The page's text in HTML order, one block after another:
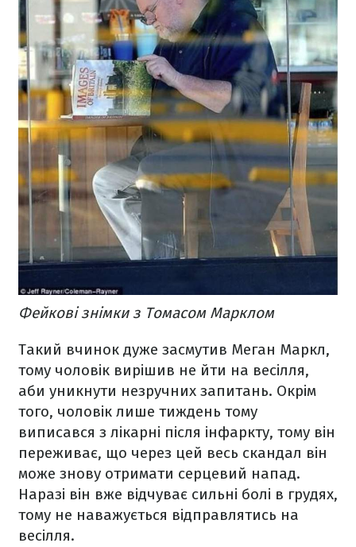
Фейкові знімки з Томасом Марклом
Такий вчинок дуже засмутив Меган Маркл,
тому чоловік вирішив не йти на весілля,
аби уникнути незручних запитань. Окрім
того, чоловік лише тиждень тому
виписався з лікарні після інфаркту, тому він
переживає, що через цей весь скандал він
може знову отримати серцевий напад.
Наразі він вже відчуває сильні болі в грудях,
тому не наважується відправлятись на
весілля.